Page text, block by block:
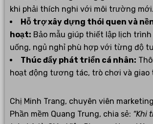
khi phải thích nghi với môi trường mới.
Hỗ trợ xây dựng thói quen và
hoạt: Bảo mẫu giúp thiết lập lịch
uống, ngủ nghỉ phù hợp với từng độ
Thúc đẩy phát triển cá nhân:
hoạt động tương tác, trò chơi và giao
Chị Minh Trang, chuyên viên
Phần mềm Quang Trung, chia sẻ: “Khi